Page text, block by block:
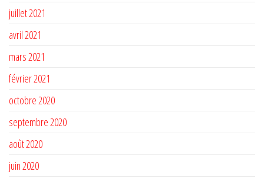
juillet 2021
avril 2021
mars 2021
février 2021
octobre 2020
septembre 2020
août 2020
juin 2020